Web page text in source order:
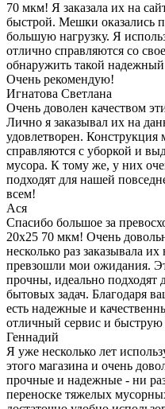
70 мкм! Я заказала их на
быстрой. Мешки оказались
большую нагрузку. Я
отлично справляются со
обнаружить такой
Очень рекомендую!
Игнатова Светлана
Очень доволен качеством
Лично я заказывал их на
удовлетворен.
справляются с уборкой и
мусора. К тому же, у них
подходят для нашей
всем!
Ася
Спасибо большое за
20x25 70 мкм! Очень
несколько раз заказывала
превзошли мои ожидания.
прочны, идеально подходят
бытовых задач. Благодаря
есть надежные и
отличный сервис и
Геннадий
Я уже несколько лет
этого магазина и очень
прочные и надежные - ни
переноске тяжелых